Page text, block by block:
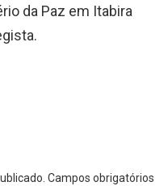
da Paz em Itabira
Campos obrigatórios